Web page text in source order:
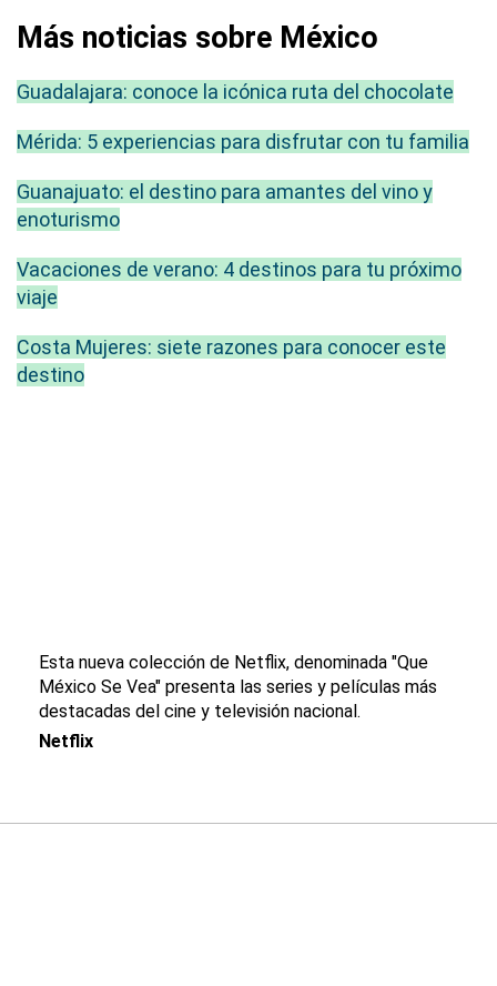
Más noticias sobre México
Guadalajara: conoce la icónica ruta del chocolate
Mérida: 5 experiencias para disfrutar con tu familia
Guanajuato: el destino para amantes del vino y
enoturismo
Vacaciones de verano: 4 destinos para tu próximo
viaje
Costa Mujeres: siete razones para conocer este
destino
Esta nueva colección de Netflix, denominada "Que
México Se Vea" presenta las series y películas más
destacadas del cine y televisión nacional.
Netflix